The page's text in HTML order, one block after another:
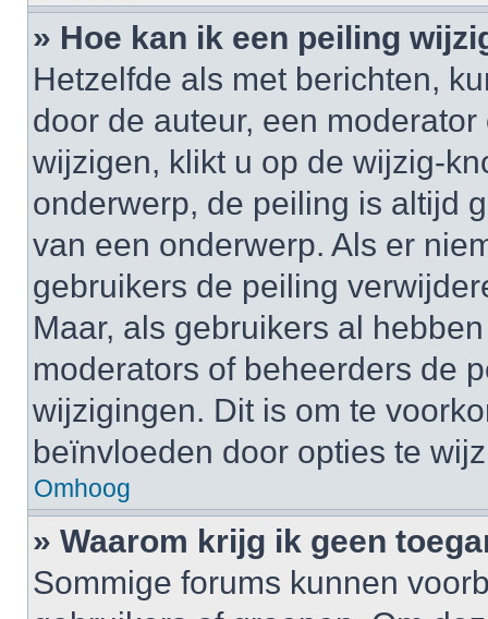
» Hoe kan ik een peiling
Hetzelfde als met berichten,
door de auteur, een
wijzigen, klikt u op de wijzig-
onderwerp, de peiling is altijd
van een onderwerp. Als er
gebruikers de peiling
Maar, als gebruikers al
moderators of beheerders de
wijzigingen. Dit is om te
beïnvloeden door opties te
Omhoog
» Waarom krijg ik geen
Sommige forums kunnen